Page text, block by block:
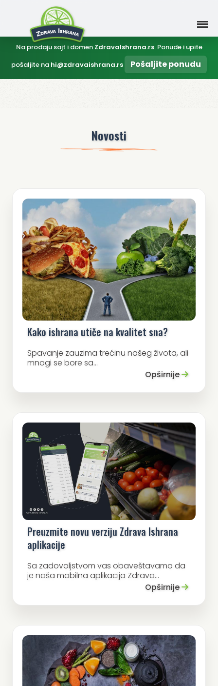
Na prodaju sajt i domen ZdravaIshrana.rs. Ponude i upite
pošaljite na hi@zdravaishrana.rs Pošaljite ponudu
Novosti
Kako ishrana utiče na kvalitet sna?
Spavanje zauzima trećinu našeg života, ali
mnogi se bore sa...
Opširnije
Preuzmite novu verziju Zdrava Ishrana
aplikacije
Sa zadovoljstvom vas obaveštavamo da
je naša mobilna aplikacija Zdrava...
Opširnije